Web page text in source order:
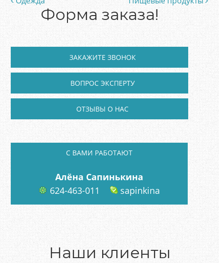
Post navigation
Форма заказа!
ЗАКАЖИТЕ ЗВОНОК
ВОПРОС ЭКСПЕРТУ
ОТЗЫВЫ О НАС
C ВАМИ РАБОТАЮТ
Алёна Сапинькина
624-463-011
sapinkina
Наши клиенты